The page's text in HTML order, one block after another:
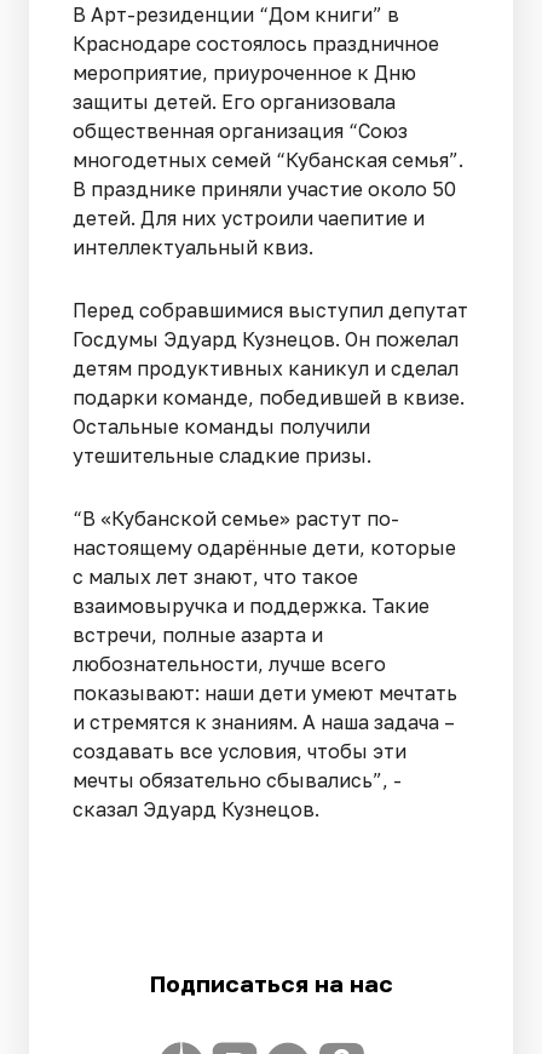
В Арт-резиденции “Дом книги” в
Краснодаре состоялось праздничное
мероприятие, приуроченное к Дню
защиты детей. Его организовала
общественная организация “Союз
многодетных семей “Кубанская семья”.
В празднике приняли участие около 50
детей. Для них устроили чаепитие и
интеллектуальный квиз.
Перед собравшимися выступил депутат
Госдумы Эдуард Кузнецов. Он пожелал
детям продуктивных каникул и сделал
подарки команде, победившей в квизе.
Остальные команды получили
утешительные сладкие призы.
“В «Кубанской семье» растут по-
настоящему одарённые дети, которые
с малых лет знают, что такое
взаимовыручка и поддержка. Такие
встречи, полные азарта и
любознательности, лучше всего
показывают: наши дети умеют мечтать
и стремятся к знаниям. А наша задача –
создавать все условия, чтобы эти
мечты обязательно сбывались”, -
сказал Эдуард Кузнецов.
Подписаться на нас